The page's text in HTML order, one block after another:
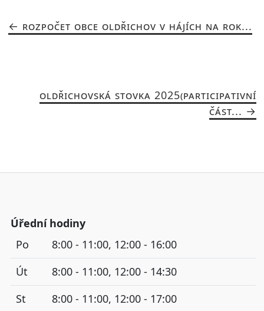
ROZPOČET OBCE OLDŘICHOV V HÁJÍCH NA ROK...
OLDŘICHOVSKÁ STOVKA 2025(PARTICIPATIVNÍ
ČÁST...
Úřední hodiny
Po
8:00 - 11:00, 12:00 - 16:00
Út
8:00 - 11:00, 12:00 - 14:30
St
8:00 - 11:00, 12:00 - 17:00